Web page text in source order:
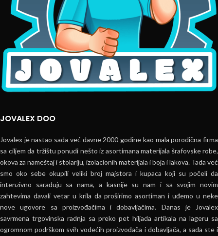
JOVALEX DOO
Jovalex je nastao sada već davne 2000 godine kao mala porodična firma
sa ciljem da tržištu ponudi nešto iz asortimana materijala šrafovske robe,
okova za nameštaj i stolariju, izolacionih materijala i boja i lakova. Tada već
smo oko sebe okupili veliki broj majstora i kupaca koji su počeli da
intenzivno sarađuju sa nama, a kasnije su nam i sa svojim novim
zahtevima davali vetar u krila da proširimo asortiman i uđemo u neke
nove ugovore sa proizvođačima i dobavljačima. Danas je Jovalex
savrmena trgovinska radnja sa preko pet hiljada artikala na lageru sa
ogromnom podrškom svih vodećih proizvođača i dobavljača, a sada ste i